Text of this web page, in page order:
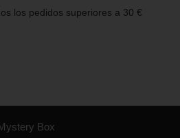
los pedidos superiores a 30 €
Box